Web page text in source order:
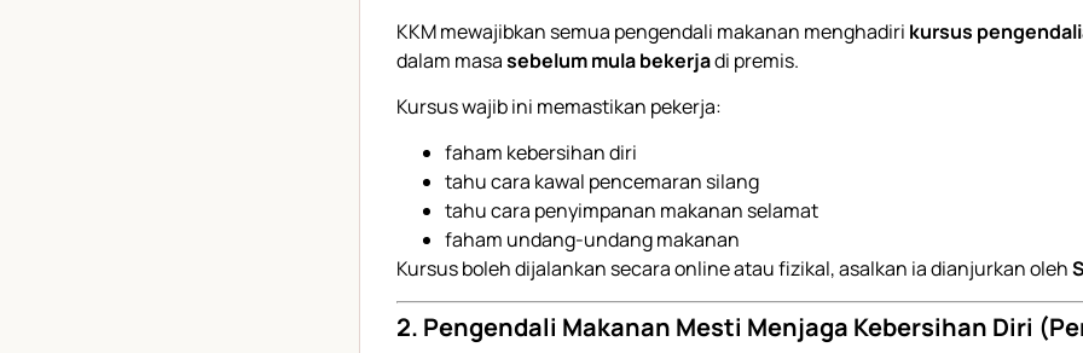
KKM mewajibkan semua pengendali makanan menghadiri kursus
dalam masasebelum mula bekerjadi premis.
Kursus wajib ini memastikan pekerja:
faham kebersihan diri
tahu cara kawal pencemaran silang
tahu cara penyimpanan makanan selamat
faham undang-undang makanan
Kursus boleh dijalankan secara online atau fizikal, asalkan ia dianjurkan oleh
2. Pengendali Makanan Mesti Menjaga Kebersihan Diri